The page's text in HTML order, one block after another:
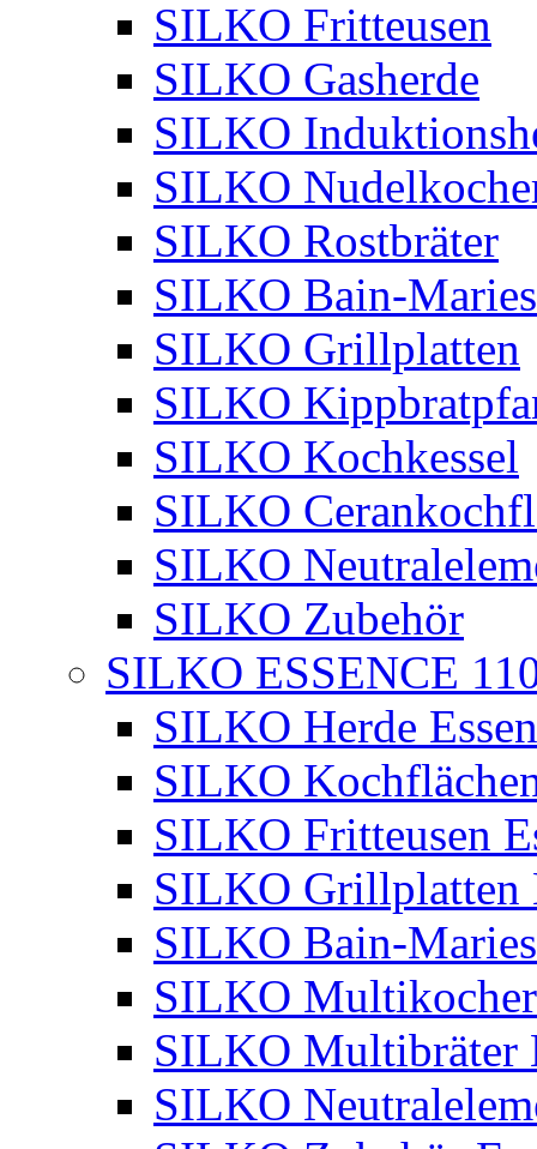
SILKO Fritteusen
SILKO Gasherde
SILKO
SILKO
SILKO Rostbräter
SILKO Bain-Maries
SILKO Grillplatten
SILKO
SILKO Kochkessel
SILKO
SILKO
SILKO Zubehör
SILKO ESSENCE
SILKO Herde
SILKO
SILKO Fritteusen
SILKO Grillplatten
SILKO Bain-
SILKO Multikocher
SILKO Multibräter
SILKO